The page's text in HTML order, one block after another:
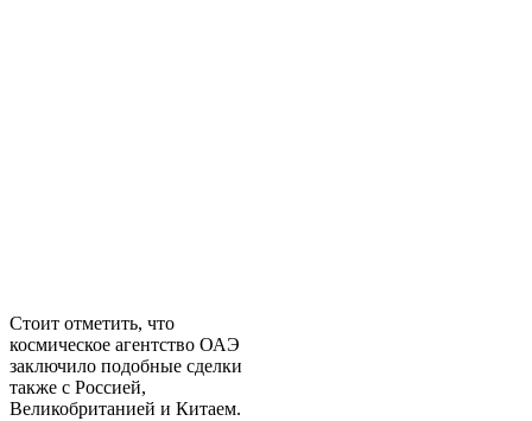
Стоит отметить, что
космическое агентство ОАЭ
заключило подобные сделки
также с Россией,
Великобританией и Китаем.